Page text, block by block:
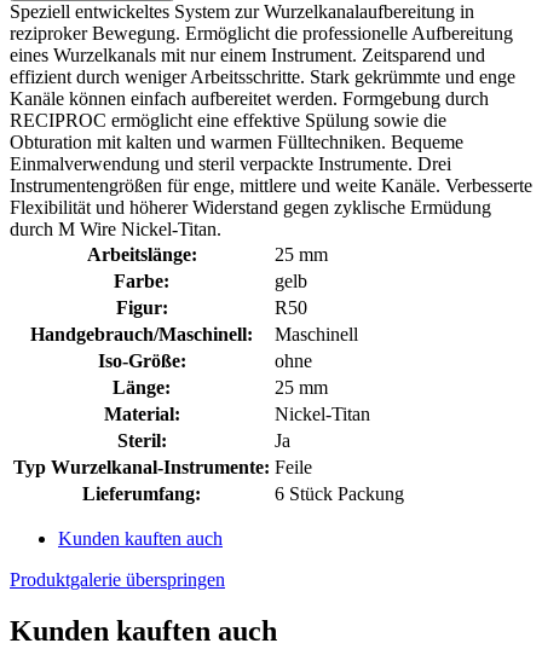
Speziell entwickeltes System zur Wurzelkanalaufbereitung in
reziproker Bewegung. Ermöglicht die professionelle Aufbereitung
eines Wurzelkanals mit nur einem Instrument. Zeitsparend und
effizient durch weniger Arbeitsschritte. Stark gekrümmte und enge
Kanäle können einfach aufbereitet werden. Formgebung durch
RECIPROC ermöglicht eine effektive Spülung sowie die
Obturation mit kalten und warmen Fülltechniken. Bequeme
Einmalverwendung und steril verpackte Instrumente. Drei
Instrumentengrößen für enge, mittlere und weite Kanäle. Verbesserte
Flexibilität und höherer Widerstand gegen zyklische Ermüdung
durch M Wire Nickel-Titan.
Arbeitslänge:
25 mm
Farbe:
gelb
Figur:
R50
Handgebrauch/Maschinell:
Maschinell
Iso-Größe:
ohne
Länge:
25 mm
Material:
Nickel-Titan
Steril:
Ja
Typ Wurzelkanal-Instrumente: Feile
Lieferumfang:
6 Stück Packung
Kunden kauften auch
Produktgalerie überspringen
Kunden kauften auch